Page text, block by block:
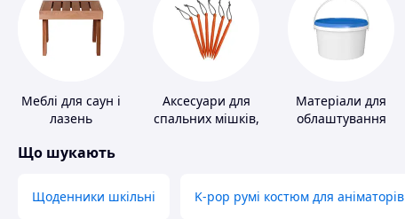
Меблі для саун і
лазень
Аксесуари для
спальних мішків,
Матеріали для
облаштування
Що шукають
Щоденники шкільні K-pop румі костюм для аніматорів